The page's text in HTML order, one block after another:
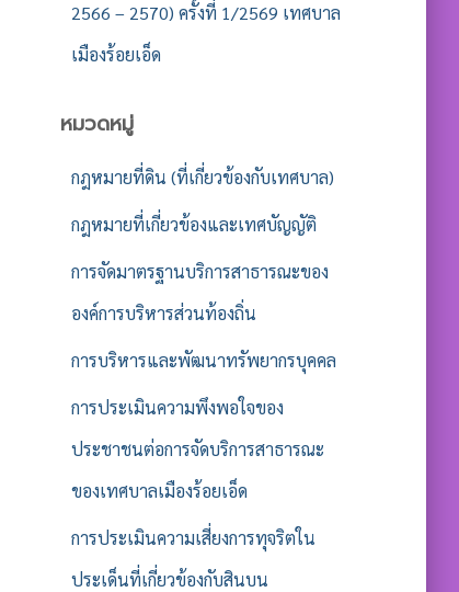
2566 – 2570) ครั้งที่ 1/2569 เทศบาล
เมืองร้อยเอ็ด
หมวดหมู่
กฎหมายที่ดิน (ที่เกี่ยวข้องกับเทศบาล)
กฎหมายที่เกี่ยวข้องและเทศบัญญัติ
การจัดมาตรฐานบริการสาธารณะของ
องค์การบริหารส่วนท้องถิ่น
การบริหารและพัฒนาทรัพยากรบุคคล
การประเมินความพึงพอใจของ
ประชาชนต่อการจัดบริการสาธารณะ
ของเทศบาลเมืองร้อยเอ็ด
การประเมินความเสี่ยงการทุจริตใน
ประเด็นที่เกี่ยวข้องกับสินบน